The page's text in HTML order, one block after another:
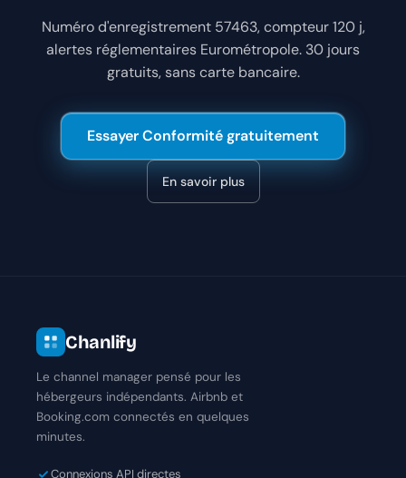
Numéro d'enregistrement 57463, compteur 120 j,
alertes réglementaires Eurométropole. 30 jours
gratuits, sans carte bancaire.
Essayer Conformité gratuitement
En savoir plus
Chanlify
Le channel manager pensé pour les
hébergeurs indépendants. Airbnb et
Booking.com connectés en quelques
minutes.
Connexions API directes